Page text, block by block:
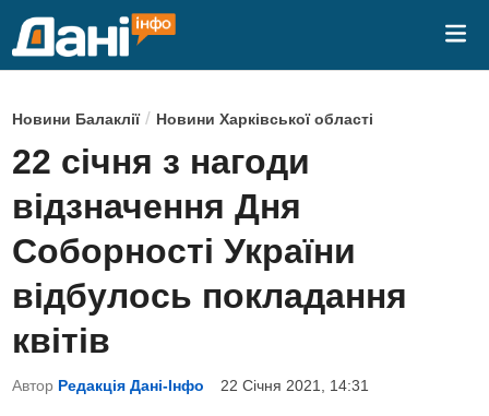
P
o
s
e
d
n
Новини Балаклії/ Новини Харківської області
22 січня з нагоди
відзначення Дня
Соборності України
відбулось покладання
квітів
Автор Редакція Дані-Інфо 22 Січня 2021, 14:31